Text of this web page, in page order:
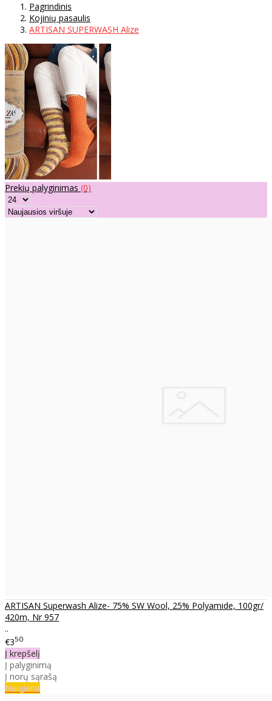
Pagrindinis
Kojinių pasaulis
ARTISAN SUPERWASH Alize
Prekių palyginimas (0)
ARTISAN Superwash Alize- 75% SW Wool, 25% Polyamide, 100gr/
420m, Nr 957
..
€350
Į krepšelį
Į palyginimą
Į norų sąrašą
Naujiena